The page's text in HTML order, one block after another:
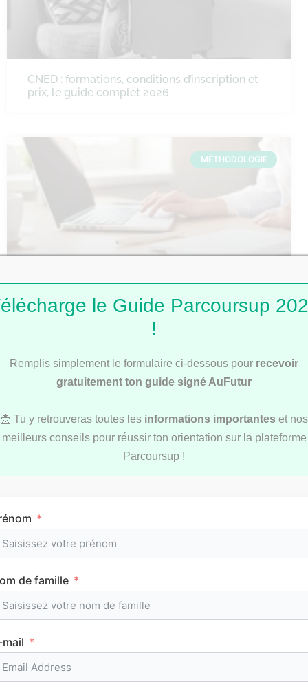
CNED : formations, conditions d’inscription et
prix, le guide complet 2026
MÉTHODOLOGIE
Comment faire une fiche de révision ?
MÉTHODOLOGIE
au lycée ?
le Guide Parcoursup
!
Remplis simplement le formulaire ci-dessous pour recevoir
gratuitement ton guide signé AuFutur
📩 Tu y retrouveras toutes les informations importantes et nos
meilleurs conseils pour réussir ton orientation sur la plateforme
Parcoursup !
de famille